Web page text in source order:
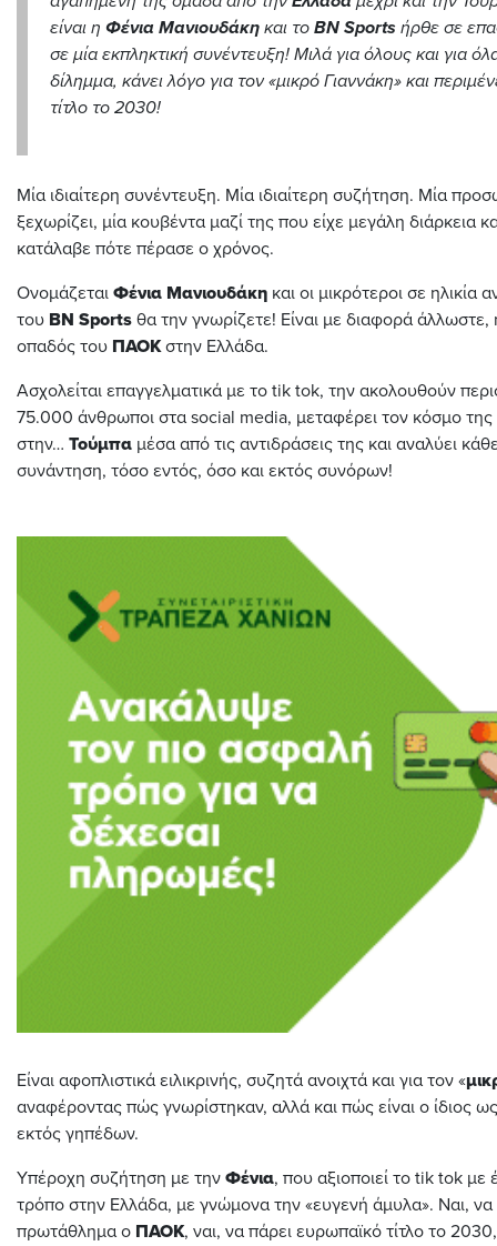
είναι η Φένια Μανιουδάκη και το BN Sports ήρθε σε
σε μία εκπληκτική συνέντευξη! Μιλά για όλους και για
δίλημμα, κάνει λόγο για τον «μικρό Γιαννάκη» και
τίτλο το 2030!
Μία ιδιαίτερη συνέντευξη. Μία ιδιαίτερη συζήτηση. Μία
ξεχωρίζει, μία κουβέντα μαζί της που είχε μεγάλη διάρκεια
κατάλαβε πότε πέρασε ο χρόνος.
Ονομάζεται Φένια Μανιουδάκη και οι μικρότεροι σε ηλικία
του BN Sports θα την γνωρίζετε! Είναι με διαφορά
οπαδός του ΠΑΟΚστην Ελλάδα.
Ασχολείται επαγγελματικά με το tik tok, την ακολουθούν
75.000 άνθρωποι στα social media, μεταφέρει τον κόσμο της
στην… Τούμπα μέσα από τις αντιδράσεις της και αναλύει
συνάντηση, τόσο εντός, όσο και εκτός συνόρων!
Είναι αφοπλιστικά ειλικρινής, συζητά ανοιχτά και για τον «
αναφέροντας πώς γνωρίστηκαν, αλλά και πώς είναι ο ίδιος
εκτός γηπέδων.
Υπέροχη συζήτηση με την Φένια, που αξιοποιεί το tik tok με
τρόπο στην Ελλάδα, με γνώμονα την «ευγενή άμυλα». Ναι, να
πρωτάθλημα ο ΠΑΟΚ, ναι, να πάρει ευρωπαϊκό τίτλο το